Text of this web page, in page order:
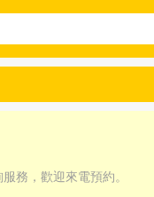
務，歡迎來電預約。